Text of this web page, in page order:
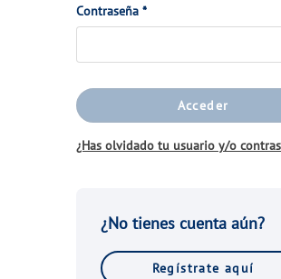
TU AGUA
CONÓCENOS
NUESTROS COMPROMISOS
VER TODAS LAS GESTIONES
Contraseña *(Obligatorio)
Acceder
¿Has olvidado tu usuario y/o
¿No tienes cuenta aún?
Regístrate aquí